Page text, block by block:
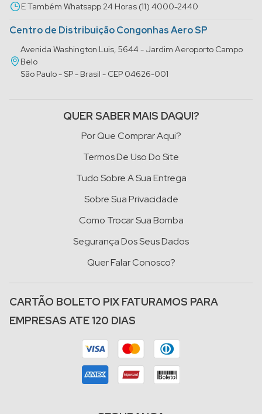
E Também Whatsapp 24 Horas (11) 4000-2440
Centro de Distribuição Congonhas Aero SP
Avenida Washington Luis, 5644 - Jardim Aeroporto Campo
Belo
São Paulo - SP - Brasil - CEP 04626-001
QUER SABER MAIS DAQUI?
Por Que Comprar Aqui?
Termos De Uso Do Site
Tudo Sobre A Sua Entrega
Sobre Sua Privacidade
Como Trocar Sua Bomba
Segurança Dos Seus Dados
Quer Falar Conosco?
CARTÃO BOLETO PIX FATURAMOS PARA
EMPRESAS ATE 120 DIAS